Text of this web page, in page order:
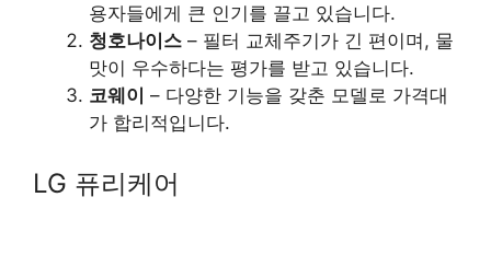
용자들에게 큰 인기를 끌고 있습니다.
청호나이스 – 필터 교체주기가 긴 편이며, 물
맛이 우수하다는 평가를 받고 있습니다.
코웨이 – 다양한 기능을 갖춘 모델로 가격대
가 합리적입니다.
LG 퓨리케어